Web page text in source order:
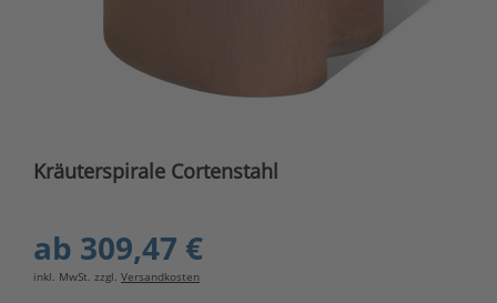
Kräuterspirale Cortenstahl
ab 309,47 €
inkl. MwSt. zzgl. Versandkosten